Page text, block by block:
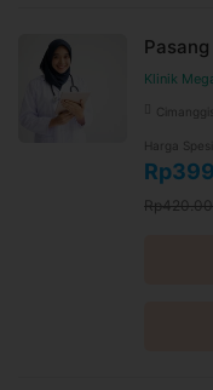
Klinik
Cimanggis
Harga